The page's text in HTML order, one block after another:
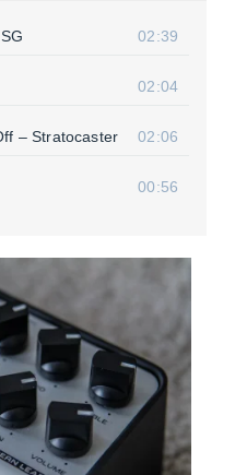
02:39
02:04
– Stra­to­cas­ter 02:06
00:56